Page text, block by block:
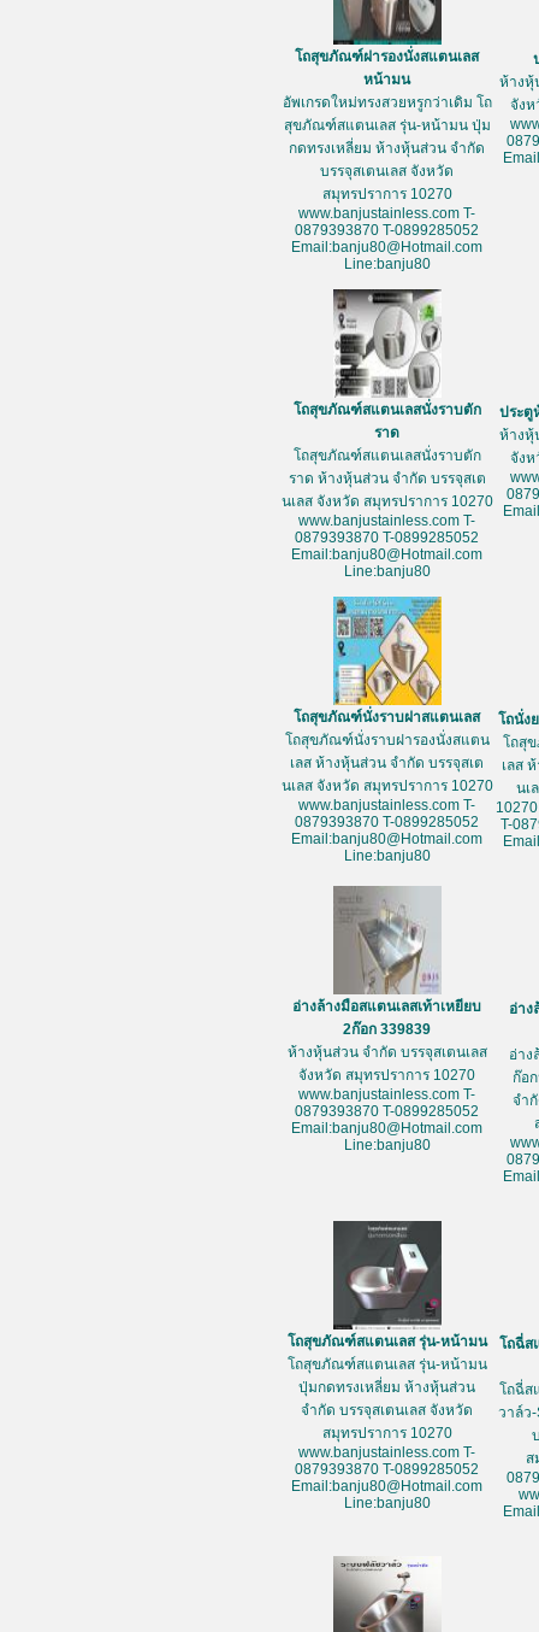
โถสุขภัณฑ์ฝารองนั่งสแตนเลส
หน้ามน
อัพเกรดใหม่ทรงสวยหรูกว่าเดิม โถ
สุขภัณฑ์สแตนเลส รุ่น-หน้ามน ปุ่ม
กดทรงเหลี่ยม ห้างหุ้นส่วน จำกัด
บรรจุสเตนเลส จังหวัด
สมุทรปราการ 10270
www.banjustainless.com T-
0879393870 T-0899285052
Email:banju80@Hotmail.com
Line:banju80
ห้างหุ้
จังห
โถสุขภัณฑ์สแตนเลสนั่งราบตัก
ราด
โถสุขภัณฑ์สแตนเลสนั่งราบตัก
ราด ห้างหุ้นส่วน จำกัด บรรจุสเต
นเลส จังหวัด สมุทรปราการ 10270
www.banjustainless.com T-
0879393870 T-0899285052
Email:banju80@Hotmail.com
Line:banju80
ประตู
ห้างหุ้
จังห
โถสุขภัณฑ์นั่งราบฝาสแตนเลส
โถสุขภัณฑ์นั่งราบฝารองนั่งสแตน
เลส ห้างหุ้นส่วน จำกัด บรรจุสเต
นเลส จังหวัด สมุทรปราการ 10270
www.banjustainless.com T-
0879393870 T-0899285052
Email:banju80@Hotmail.com
Line:banju80
โถนั่ง
โถสุ
เลส
นเ
T-
อ่างล้างมือสแตนเลสเท้าเหยียบ
2ก๊อก 339839
ห้างหุ้นส่วน จำกัด บรรจุสเตนเลส
จังหวัด สมุทรปราการ 10270
www.banjustainless.com T-
0879393870 T-0899285052
Email:banju80@Hotmail.com
Line:banju80
อ่าง
อ่าง
ก๊อ
จำ
โถสุขภัณฑ์สแตนเลส รุ่น-หน้ามน
โถสุขภัณฑ์สแตนเลส รุ่น-หน้ามน
ปุ่มกดทรงเหลี่ยม ห้างหุ้นส่วน
จำกัด บรรจุสเตนเลส จังหวัด
สมุทรปราการ 10270
www.banjustainless.com T-
0879393870 T-0899285052
Email:banju80@Hotmail.com
Line:banju80
โถฉี่ส
โถฉี่ส
วาล์ว
ส